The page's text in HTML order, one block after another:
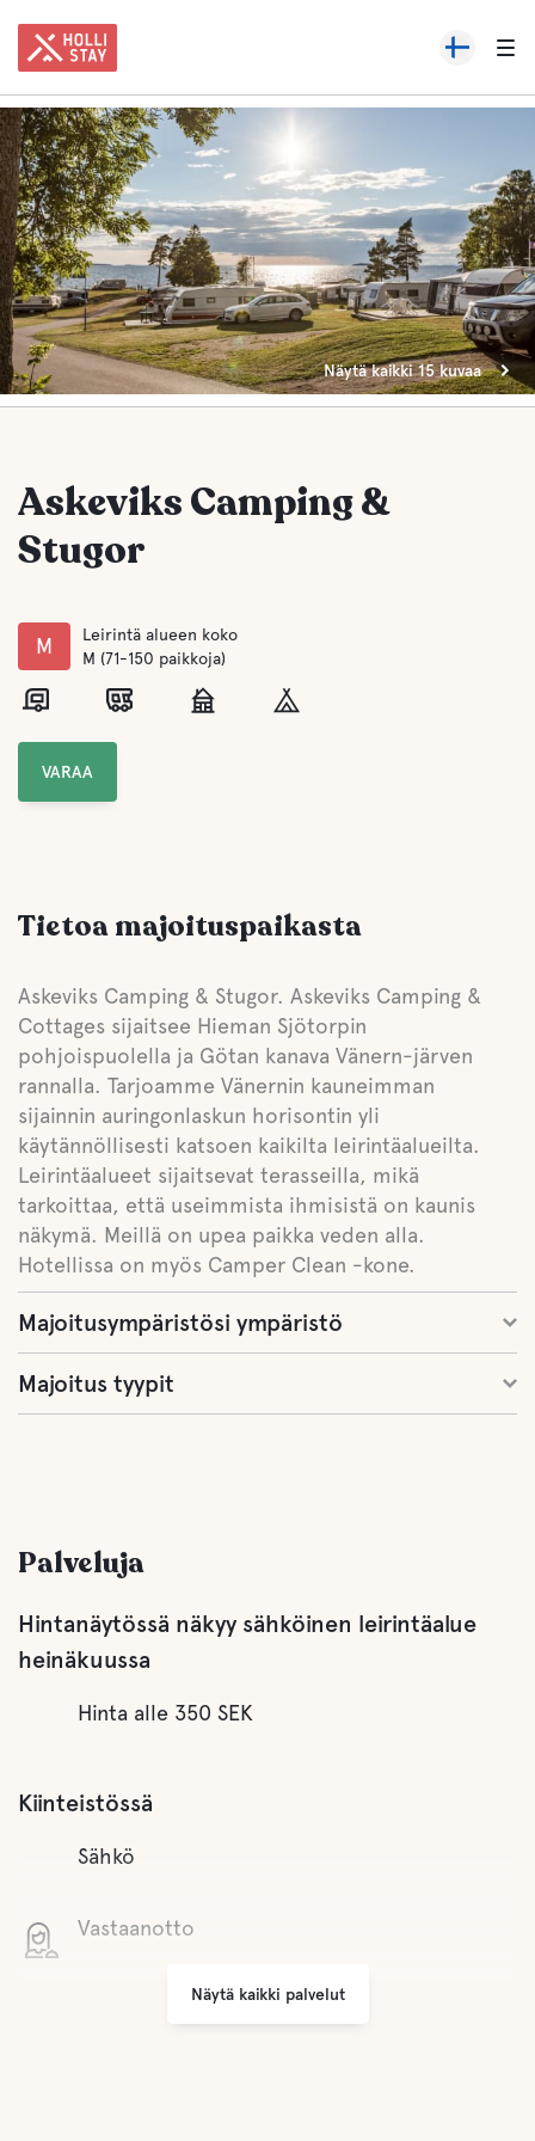
Näytä kaikki 15 kuvaa
Askeviks Camping &
Stugor
M
Leirintä alueen koko
M (71-150 paikkoja)
VARAA
Tietoa majoituspaikasta
Askeviks Camping & Stugor. Askeviks Camping &
Cottages sijaitsee Hieman Sjötorpin
pohjoispuolella ja Götan kanava Vänern-järven
rannalla. Tarjoamme Vänernin kauneimman
sijainnin auringonlaskun horisontin yli
käytännöllisesti katsoen kaikilta leirintäalueilta.
Leirintäalueet sijaitsevat terasseilla, mikä
tarkoittaa, että useimmista ihmisistä on kaunis
näkymä. Meillä on upea paikka veden alla.
Hotellissa on myös Camper Clean -kone.
Majoitusympäristösi ympäristö
Majoitus tyypit
Palveluja
Hintanäytössä näkyy sähköinen leirintäalue
heinäkuussa
Hinta alle 350 SEK
Kiinteistössä
Sähkö
Vastaanotto
Näytä kaikki palvelut